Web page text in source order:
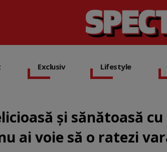
Exclusiv Lifestyle
și sănătoasă
ai voie să o ratezi